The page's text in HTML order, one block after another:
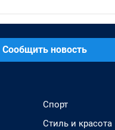
Сообщить новость
Спорт
Стиль и красота